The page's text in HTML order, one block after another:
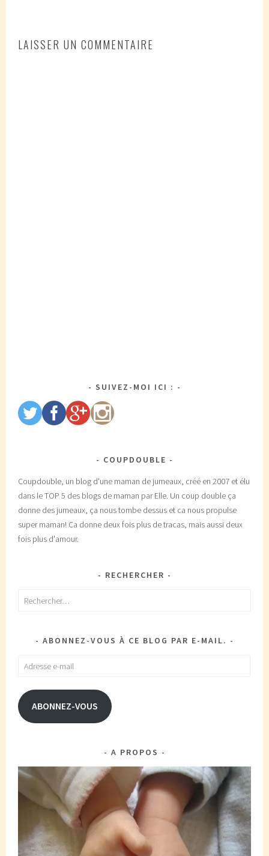
LAISSER UN COMMENTAIRE
SUIVEZ-MOI ICI :
COUPDOUBLE
Coupdouble, un blog d'une maman de jumeaux, créé en 2007 et élu
dans le TOP 5 des blogs de maman par Elle. Un coup double ça
donne des jumeaux, ça nous tombe dessus et ca nous propulse
super maman! Ca donne deux fois plus de tracas, mais aussi deux
fois plus d'amour.
RECHERCHER
Rechercher :
ABONNEZ-VOUS À CE BLOG PAR E-MAIL.
Adresse
mail
ABONNEZ-VOUS
A PROPOS